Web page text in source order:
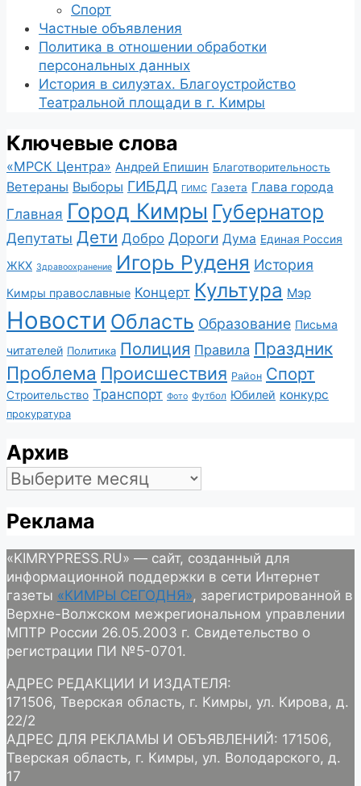
Спорт
Частные объявления
Политика в отношении обработки
персональных данных
История в силуэтах. Благоустройство
Театральной площади в г. Кимры
Ключевые слова
«МРСК Центра» Андрей Епишин Благотворительность
Ветераны Выборы ГИБДД ГИМС Газета Глава города
Главная Город Кимры Губернатор
Депутаты Дети Добро Дороги Дума Единая Россия
ЖКХ Здравоохранение Игорь Руденя История
Кимры православные Концерт Культура Мэр
Новости Область Образование Письма
читателей Политика Полиция Правила Праздник
Проблема Происшествия Район Спорт
Строительство Транспорт Фото Футбол Юбилей конкурс
прокуратура
Архив
Архив
Реклама
«KIMRYPRESS.RU» — сайт, созданный для
информационной поддержки в сети Интернет
газеты «КИМРЫ СЕГОДНЯ», зарегистрированной в
Верхне-Волжском межрегиональном управлении
МПТР России 26.05.2003 г. Свидетельство о
регистрации ПИ №5-0701.
АДРЕС РЕДАКЦИИ И ИЗДАТЕЛЯ:
171506, Тверская область, г. Кимры, ул. Кирова, д.
22/2
АДРЕС ДЛЯ РЕКЛАМЫ И ОБЪЯВЛЕНИЙ: 171506,
Тверская область, г. Кимры, ул. Володарского, д.
17